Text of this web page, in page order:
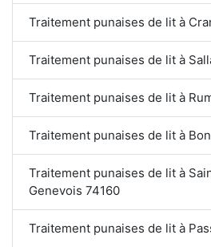
Traitement punaises de lit à
Traitement punaises de lit à
Traitement punaises de lit à
Traitement punaises de lit à
Traitement punaises de lit à
Genevois 74160
Traitement punaises de lit à